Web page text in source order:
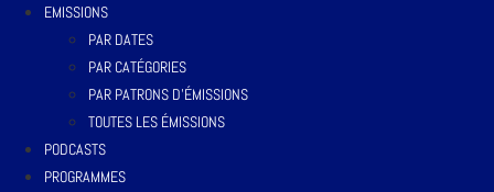
EMISSIONS
PAR DATES
PAR CATÉGORIES
PAR PATRONS D’ÉMISSIONS
TOUTES LES ÉMISSIONS
PODCASTS
PROGRAMMES